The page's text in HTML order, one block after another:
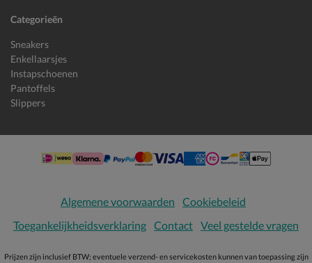
Categorieën
Sneakers
Enkellaarsjes
Instapschoenen
Pantoffels
Slippers
Algemene voorwaarden
Cookiebeleid
Toegankelijkheidsverklaring Contact Veel gestelde vragen
Prijzen zijn inclusief BTW; eventuele verzend- en servicekosten kunnen van toepassing zijn